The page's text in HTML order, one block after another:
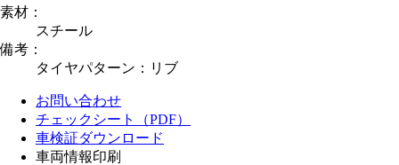
素材：
スチール
備考：
タイヤパターン：リブ
お問い合わせ
チェックシート（PDF）
車検証ダウンロード
車両情報印刷